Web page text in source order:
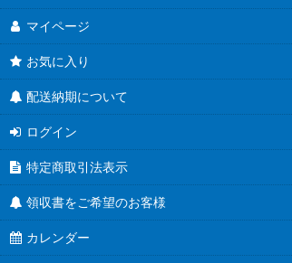
マイページ
お気に入り
配送納期について
ログイン
特定商取引法表示
領収書をご希望のお客様
カレンダー